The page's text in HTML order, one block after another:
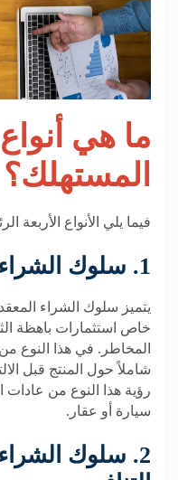
ما هي
المستهلك؟
فيما يلي الأنواع الأربعة
1. سلوك الشراء المعقد
يتميز سلوك الشراء
خاص استثمارات باهظة
المخاطر. في هذا النوع
شاملاً حول المنتج قبل
رؤية هذا النوع من عادات
سيارة أو عقار.
2. سلوك